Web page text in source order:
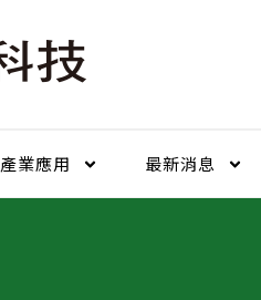
產業應用 最新消息